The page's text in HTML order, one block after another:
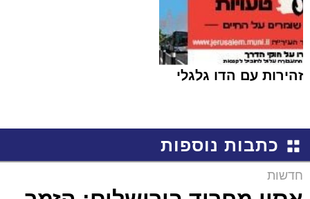
זהירות עם הדו גלגלי
כתבות נוספות
חדשות